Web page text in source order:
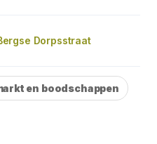
Dorpsstraat
en boodschappen